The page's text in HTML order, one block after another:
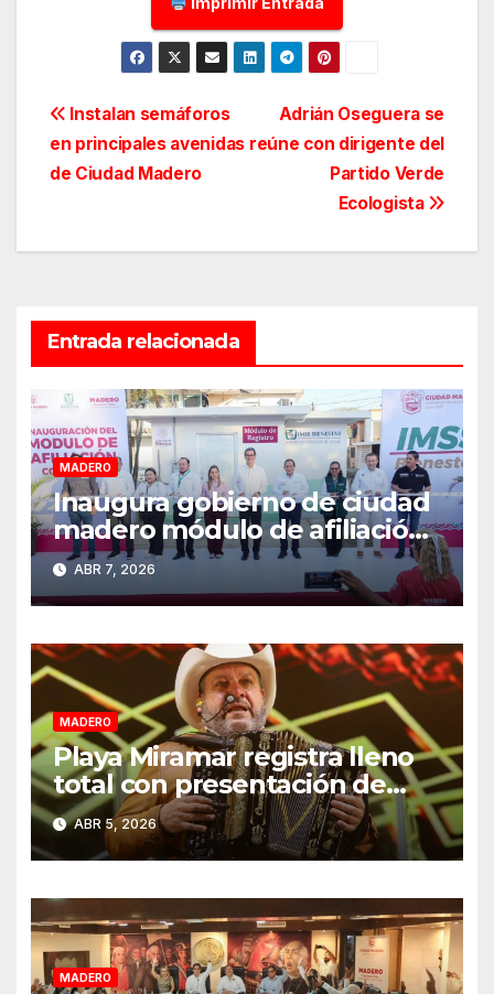
Navegación
de
Adrián Oseguera se
reúne con dirigente del
Partido Verde
Ecologista
Instalan semáforos
en principales avenidas
de Ciudad Madero
Entrada relacionada
MADERO
Inaugura gobierno de ciudad
madero módulo de afiliación
al IMSS-bienestar en la
colonia Tinaco
ABR 7, 2026
MADERO
Playa Miramar registra lleno
total con presentación de
Grupo Pesado en Semana
Santa 2026
ABR 5, 2026
MADERO